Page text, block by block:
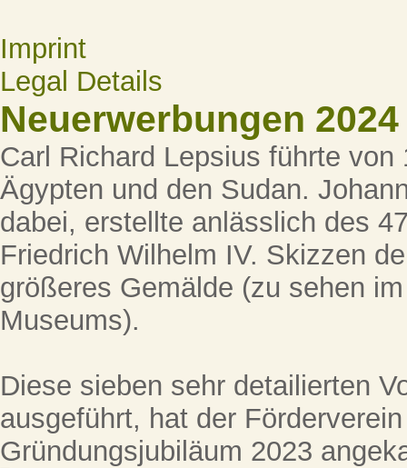
Imprint
Legal Details
Neuerwerbungen 2024
Carl Richard Lepsius führte
Ägypten und den Sudan.
dabei, erstellte anlässlich des
Friedrich Wilhelm IV. Skizzen
größeres Gemälde (zu sehen
Museums).
Diese sieben sehr detailierten
ausgeführt, hat der
Gründungsjubiläum 2023